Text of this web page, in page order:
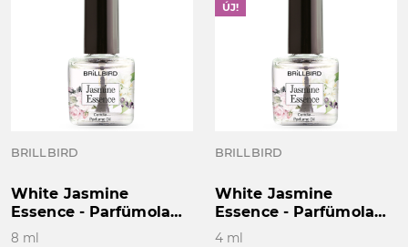
BRILLBIRD
White Jasmine
Essence - Parfümolaj
8ml
8 ml
ÚJ!
BRILLBIRD
White Jasmine
Essence - Parfümolaj
4ml
4 ml